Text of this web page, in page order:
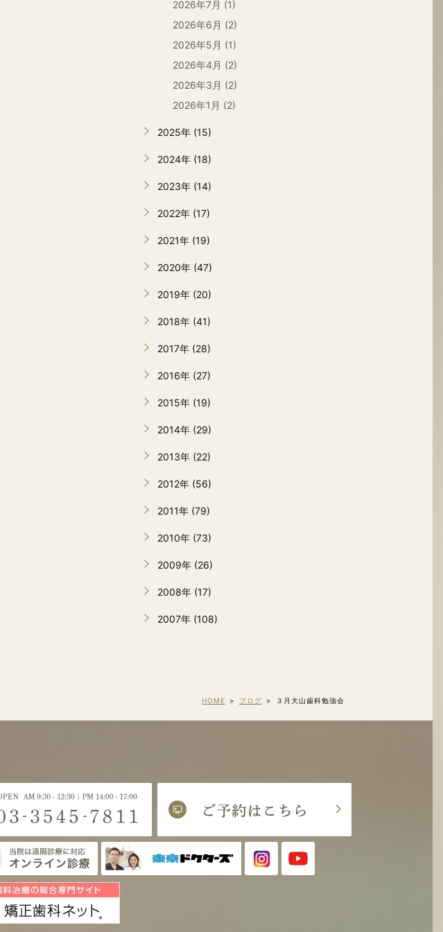
2026年7月 (1)
2026年6月 (2)
2026年5月 (1)
2026年4月 (2)
2026年3月 (2)
2026年1月 (2)
2025年 (15)
2024年 (18)
2023年 (14)
2022年 (17)
2021年 (19)
2020年 (47)
2019年 (20)
2018年 (41)
2017年 (28)
2016年 (27)
2015年 (19)
2014年 (29)
2013年 (22)
2012年 (56)
2011年 (79)
2010年 (73)
2009年 (26)
2008年 (17)
2007年 (108)
HOME ブログ ３月大山歯科勉強会